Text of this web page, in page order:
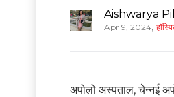
Aishwarya
Apr 9, 2024,
अपोलो अस्पताल, चेन्नई